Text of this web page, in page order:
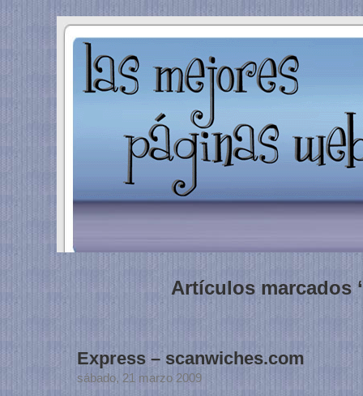
Artículos marcados
Express – scanwiches.com
sábado, 21 marzo 2009